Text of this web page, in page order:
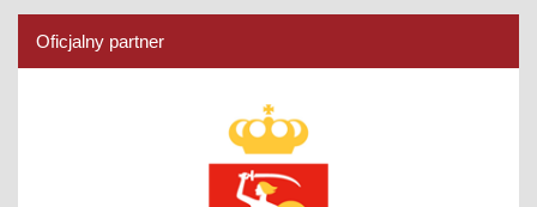
Oficjalny partner